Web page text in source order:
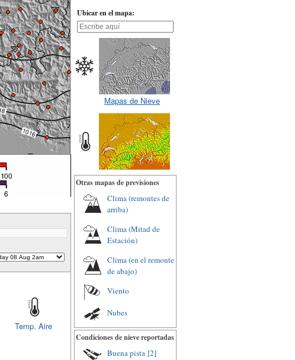
Temp. Aire
Ubicar en el mapa:
Mapas de Nieve
Otras mapas de previsiones
Clima (remontes de
arriba)
Clima (Mitad de
Estación)
Clima (en el remonte
de abajo)
Viento
Nubes
Condiciones de nieve reportadas
Buena pista [2]